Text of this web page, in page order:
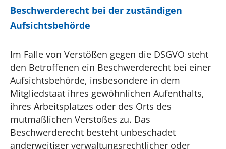
Beschwerde­recht bei der zuständigen
Aufsichts­behörde
Im Falle von Verstößen gegen die DSGVO steht
den Betroffenen ein Beschwerderecht bei einer
Aufsichtsbehörde, insbesondere in dem
Mitgliedstaat ihres gewöhnlichen Aufenthalts,
ihres Arbeitsplatzes oder des Orts des
mutmaßlichen Verstoßes zu. Das
Beschwerderecht besteht unbeschadet
anderweitiger verwaltungsrechtlicher oder